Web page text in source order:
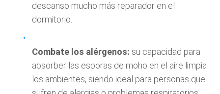
descanso mucho más reparador en el
dormitorio.
Combate los alérgenos: su capacidad para
absorber las esporas de moho en el aire limpia
los ambientes, siendo ideal para personas que